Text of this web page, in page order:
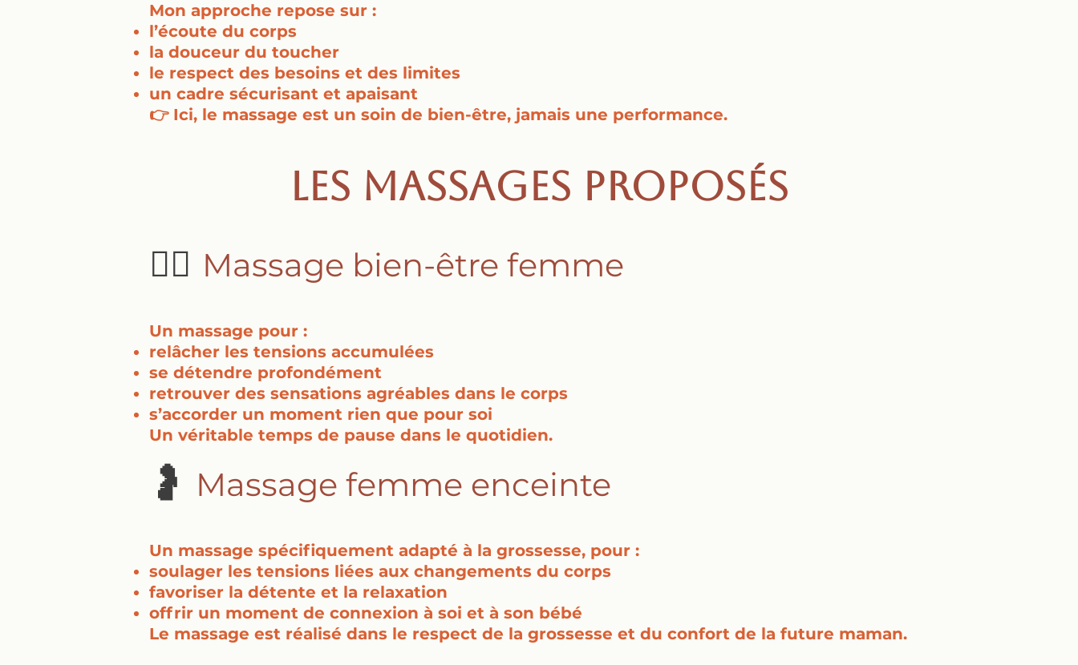
Mon approche repose sur :
l’écoute du corps
la douceur du toucher
le respect des besoins et des limites
un cadre sécurisant et apaisant
👉 Ici, le massage est un soin de bien-être, jamais une performance.
Les massages proposés
💆‍♀️ Massage bien-être femme
Un massage pour :
relâcher les tensions accumulées
se détendre profondément
retrouver des sensations agréables dans le corps
s’accorder un moment rien que pour soi
Un véritable temps de pause dans le quotidien.
🤰 Massage femme enceinte
Un massage spécifiquement adapté à la grossesse, pour :
soulager les tensions liées aux changements du corps
favoriser la détente et la relaxation
offrir un moment de connexion à soi et à son bébé
Le massage est réalisé dans le respect de la grossesse et du confort de la future maman.